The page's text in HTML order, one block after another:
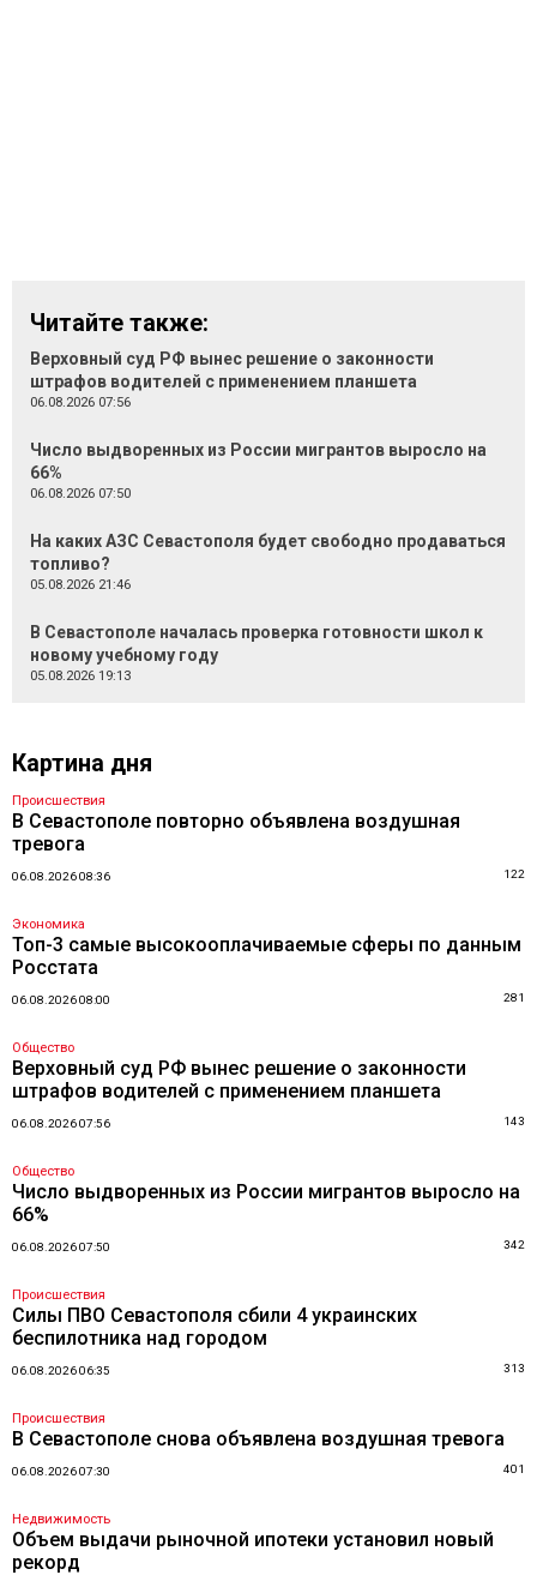
Читайте также:
Верховный суд РФ вынес решение о законности
штрафов водителей с применением планшета
06.08.2026 07:56
Число выдворенных из России мигрантов выросло на
66%
06.08.2026 07:50
На каких АЗС Севастополя будет свободно продаваться
топливо?
05.08.2026 21:46
В Севастополе началась проверка готовности школ к
новому учебному году
05.08.2026 19:13
Картина дня
Происшествия
В Севастополе повторно объявлена воздушная
тревога
06.08.2026 08:36 122
Экономика
Топ-3 самые высокооплачиваемые сферы по данным
Росстата
06.08.2026 08:00 281
Общество
Верховный суд РФ вынес решение о законности
штрафов водителей с применением планшета
06.08.2026 07:56 143
Общество
Число выдворенных из России мигрантов выросло на
66%
06.08.2026 07:50 342
Происшествия
Силы ПВО Севастополя сбили 4 украинских
беспилотника над городом
06.08.2026 06:35 313
Происшествия
В Севастополе снова объявлена воздушная тревога
06.08.2026 07:30 401
Недвижимость
Объем выдачи рыночной ипотеки установил новый
рекорд